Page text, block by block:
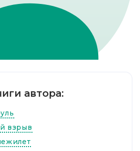
автора:
взрыв